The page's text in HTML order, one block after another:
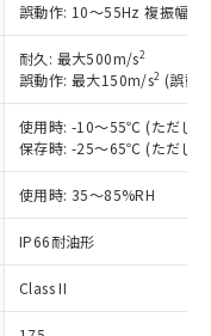
誤動作: 10～55Hz 複振幅
耐久: 最大500m/s2
誤動作: 最大150m/s2 (誤動
使用時: -10～55℃ (ただし
保存時: -25～65℃ (ただし
使用時: 35～85%RH
IP66耐油形
Class II
機器事業取扱
び標準価格
だくもので
品の中には、
る商品もある
照会結果は、
の社内デー
のであり、閲
庫および標
あることをご
（10物質）の
は確認中の
す。
部品として
場合などや
す。
以下、 カド
臭化ビフェニル
ェニルエーテル類
中国RoHSの
す。
中国RoHSの
ます。
部門へお問
：
、 Cd(カドミウ
のうち、外国
定める商品
う）を輸出
合は、日本
役務取引許
手続きを